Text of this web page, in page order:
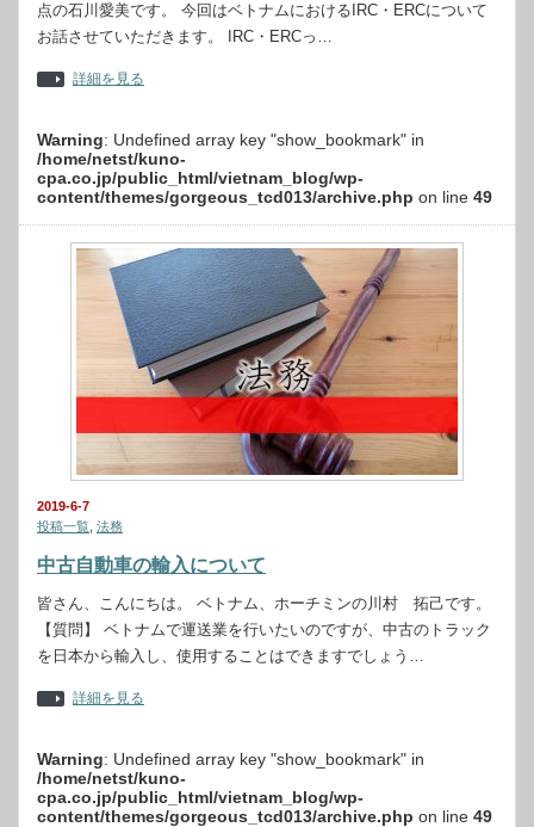
点の石川愛美です。 今回はベトナムにおけるIRC・ERCについて
お話させていただきます。 IRC・ERCっ…
詳細を見る
Warning: Undefined array key "show_bookmark" in
/home/netst/kuno-
cpa.co.jp/public_html/vietnam_blog/wp-
content/themes/gorgeous_tcd013/archive.php on line 49
2019-6-7
投稿一覧 法務
中古自動車の輸入について
皆さん、こんにちは。 ベトナム、ホーチミンの川村 拓己です。
【質問】 ベトナムで運送業を行いたいのですが、中古のトラック
を日本から輸入し、使用することはできますでしょう…
詳細を見る
Warning: Undefined array key "show_bookmark" in
/home/netst/kuno-
cpa.co.jp/public_html/vietnam_blog/wp-
content/themes/gorgeous_tcd013/archive.php on line 49